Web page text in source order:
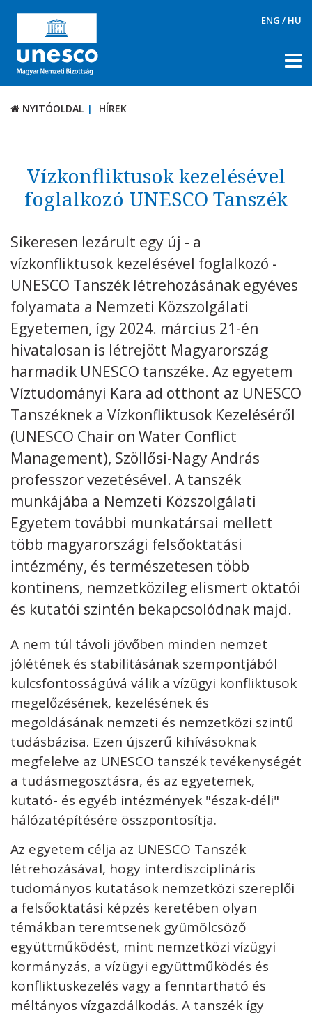
ENG / HU
NYITÓOLDAL HÍREK
TÉMÁK
DOKUMENTUMTÁR
KAPCSOLAT
Kövess minket unescohungary
Adatkezelési tájékoztató Impresszum
Technikai információk
NYITÓOLDAL HÍREK
Vízkonfliktusok kezelésével
foglalkozó UNESCO Tanszék
Sikeresen lezárult egy új - a
vízkonfliktusok kezelésével foglalkozó -
UNESCO Tanszék létrehozásának egyéves
folyamata a Nemzeti Közszolgálati
Egyetemen, így 2024. március 21-én
hivatalosan is létrejött Magyarország
harmadik UNESCO tanszéke. Az egyetem
Víztudományi Kara ad otthont az UNESCO
Tanszéknek a Vízkonfliktusok Kezeléséről
(UNESCO Chair on Water Conflict
Management), Szöllősi-Nagy András
professzor vezetésével. A tanszék
munkájába a Nemzeti Közszolgálati
Egyetem további munkatársai mellett
több magyarországi felsőoktatási
intézmény, és természetesen több
kontinens, nemzetközileg elismert oktatói
és kutatói szintén bekapcsolódnak majd.
A nem túl távoli jövőben minden nemzet
jólétének és stabilitásának szempontjából
kulcsfontosságúvá válik a vízügyi konfliktusok
megelőzésének, kezelésének és
megoldásának nemzeti és nemzetközi szintű
tudásbázisa. Ezen újszerű kihívásoknak
megfelelve az UNESCO tanszék tevékenységét
a tudásmegosztásra, és az egyetemek,
kutató- és egyéb intézmények "észak-déli"
hálózatépítésére összpontosítja.
Az egyetem célja az UNESCO Tanszék
létrehozásával, hogy interdiszciplináris
tudományos kutatások nemzetközi szereplői
a felsőoktatási képzés keretében olyan
témákban teremtsenek gyümölcsöző
együttműködést, mint nemzetközi vízügyi
kormányzás, a vízügyi együttműködés és
konfliktuskezelés vagy a fenntartható és
méltányos vízgazdálkodás. A tanszék így